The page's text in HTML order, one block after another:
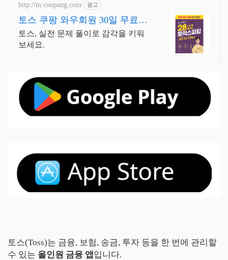
http://m.coupang.com 광고
토스 쿠팡 와우회원 30일 무료반
품
토스, 실전 문제 풀이로 감각을 키워
보세요.
토스(Toss)는 금융, 보험, 송금, 투자 등을 한 번에 관리할
수 있는 올인원 금융 앱 입니다.